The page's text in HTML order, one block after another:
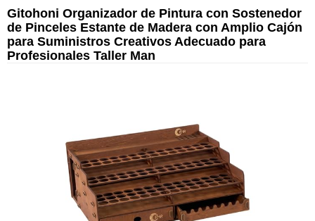
Gitohoni Organizador de Pintura con Sostenedor
de Pinceles Estante de Madera con Amplio Cajón
para Suministros Creativos Adecuado para
Profesionales Taller Man